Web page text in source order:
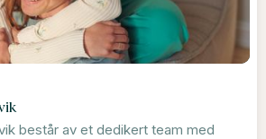
består av et dedikert team med